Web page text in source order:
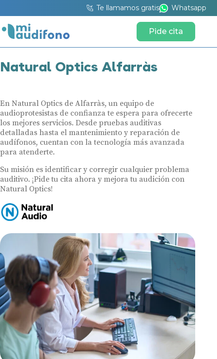
Te llamamos gratis Whatsapp
Pide cita
Natural Optics Alfarràs
En Natural Optics de Alfarràs, un equipo de
audioprotesistas de confianza te espera para ofrecerte
los mejores servicios. Desde pruebas auditivas
detalladas hasta el mantenimiento y reparación de
audífonos, cuentan con la tecnología más avanzada
para atenderte.
Su misión es identificar y corregir cualquier problema
auditivo. ¡Pide tu cita ahora y mejora tu audición con
Natural Optics!